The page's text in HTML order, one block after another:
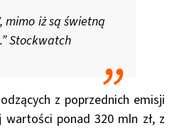
mimo iż są świetną
Stockwatch
z poprzednich emisji
wartości ponad 320 mln zł, z